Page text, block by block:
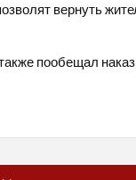
вернуть
пообещал